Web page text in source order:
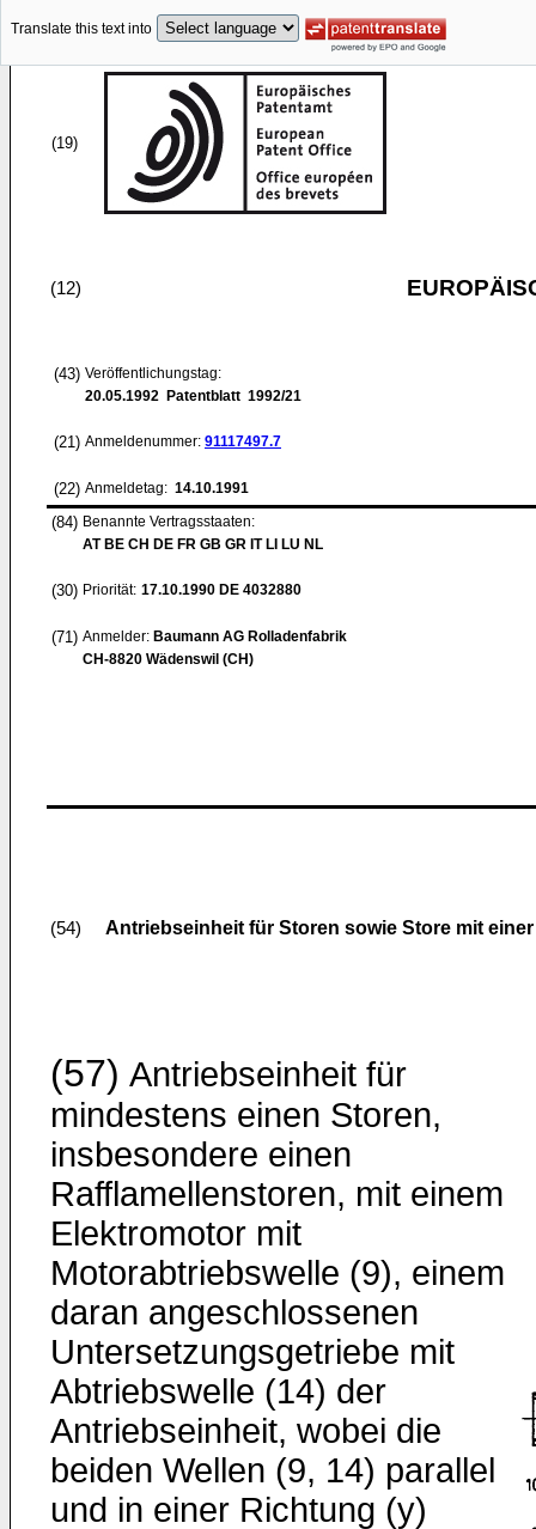
Translate this text into
(19)
(12)
(43) Veröffentlichungstag:
20.05.1992 Patentblatt 1992/21
(21) Anmeldenummer: 91117497.7
(22) Anmeldetag: 14.10.1991
(84) Benannte Vertragsstaaten:
AT BE CH DE FR GB GR IT LI LU NL
(30) Priorität: 17.10.1990 DE 4032880
(71) Anmelder: Baumann AG Rolladenfabrik
CH-8820 Wädenswil (CH)
(54) Antriebseinheit für Storen sowie Store mit
(57) Antriebseinheit für
mindestens einen Storen,
insbesondere einen
Rafflamellenstoren, mit einem
Elektromotor mit
Motorabtriebswelle (9), einem
daran angeschlossenen
Untersetzungsgetriebe mit
Abtriebswelle (14) der
Antriebseinheit, wobei die
beiden Wellen (9, 14) parallel
und in einer Richtung (y)